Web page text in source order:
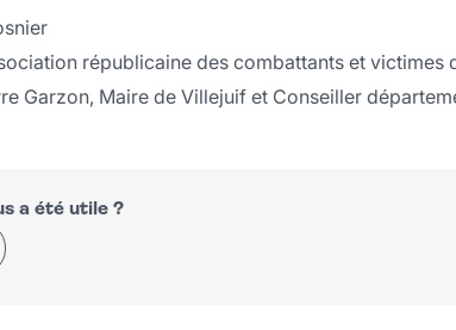
républicaine des combattants et victimes
Garzon, Maire de Villejuif et Conseiller
a été utile ?